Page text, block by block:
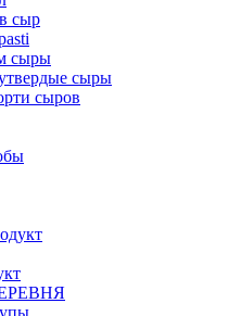
сыр
сыры
сыры
сыров